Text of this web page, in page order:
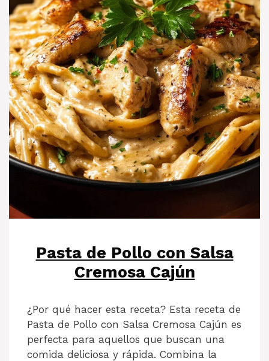
Pasta de Pollo con Salsa
Cremosa Cajún
¿Por qué hacer esta receta? Esta receta de
Pasta de Pollo con Salsa Cremosa Cajún es
perfecta para aquellos que buscan una
comida deliciosa y rápida. Combina la